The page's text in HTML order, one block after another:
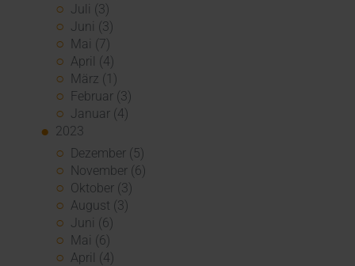
Juli (3)
Juni (3)
Mai (7)
April (4)
März (1)
Februar (3)
Januar (4)
2023
Dezember (5)
November (6)
Oktober (3)
August (3)
Juni (6)
Mai (6)
April (4)